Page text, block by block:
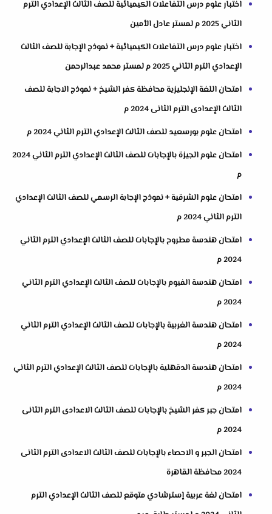
اختبار علوم درس التفاعلات الكيميائية للصف الثالث الإعدادي الترم
الثاني 2025 م لمستر عادل الأمين
اختبار علوم درس التفاعلات الكيميائية + نموذج الإجابة للصف الثالث
الإعدادي الترم الثاني 2025 م لمستر محمد عبدالرحمن
امتحان اللغة الإنجليزية محافظة كفر الشيخ + نموذج الاجابة للصف
الثالث الإعدادى الترم الثانى 2024 م
امتحان علوم بورسعيد للصف الثالث الإعدادي الترم الثاني 2024 م
امتحان علوم الجيزة بالإجابات للصف الثالث الإعدادي الترم الثاني 2024
م
امتحان علوم الشرقية + نموذج الإجابة الرسمي للصف الثالث الإعدادي
الترم الثاني 2024 م
امتحان هندسة مطروح بالإجابات للصف الثالث الإعدادي الترم الثاني
2024 م
امتحان هندسة الفيوم بالإجابات للصف الثالث الإعدادي الترم الثاني
2024 م
امتحان هندسة الغربية بالإجابات للصف الثالث الإعدادي الترم الثاني
2024 م
امتحان هندسة الدقهلية بالإجابات للصف الثالث الإعدادي الترم الثاني
2024 م
امتحان جبر كفر الشيخ بالإجابات للصف الثالث الاعدادى الترم الثانى
2024 م
امتحان الجبر و الاحصاء بالإجابات للصف الثالث الاعدادى الترم الثانى
2024 محافظة القاهرة
امتحان لغة عربية إسترشادي متوقع للصف الثالث الإعدادي الترم